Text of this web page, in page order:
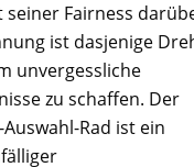
seiner Fairness
ist dasjenige
unvergessliche
zu schaffen. Der
Rad ist ein